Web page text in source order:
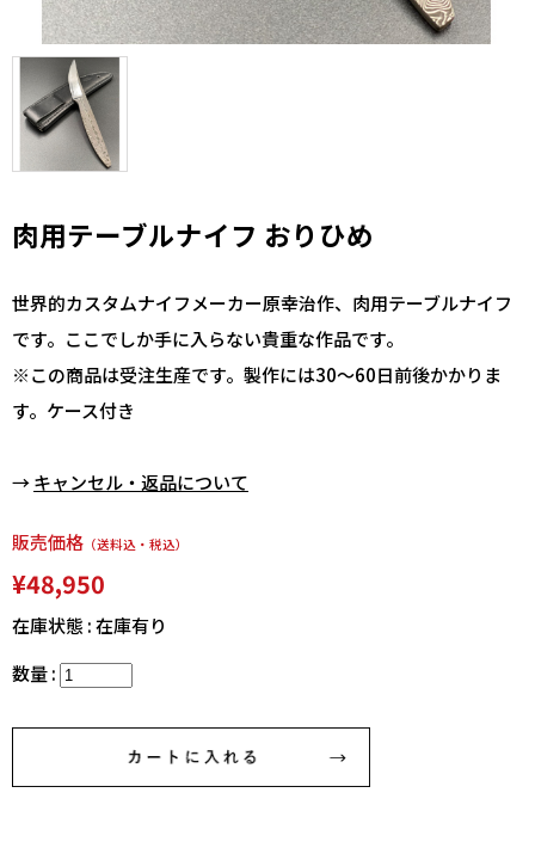
肉用テーブルナイフ おりひめ
世界的カスタムナイフメーカー原幸治作、肉用テーブルナイフ
です。ここでしか手に入らない貴重な作品です。
※この商品は受注生産です。製作には30～60日前後かかりま
す。ケース付き
→キャンセル・返品について
販売価格 （送料込・税込）
¥48,950
在庫状態 : 在庫有り
数量 :